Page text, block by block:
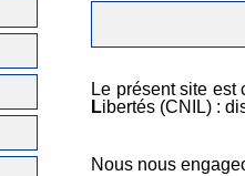
Le présent site est
Libertés (CNIL) :
Nous nous